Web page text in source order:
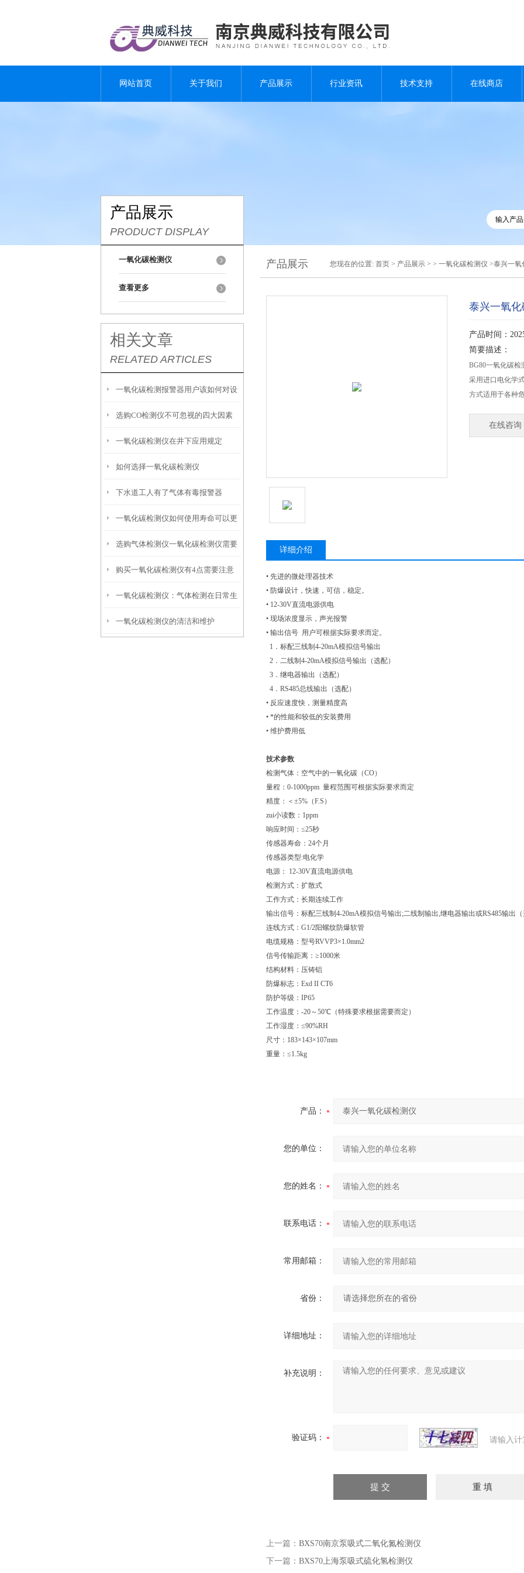
网站首页 关于我们 产品展示 行业资讯 技术支持 在线商店
产品展示
PRODUCT DISPLAY
一氧化碳检测仪
查看更多
相关文章
RELATED ARTICLES
一氧化碳检测报警器用户该如何对设
备进行保养维护
选购CO检测仪不可忽视的四大因素
一氧化碳检测仪在井下应用规定
如何选择一氧化碳检测仪
下水道工人有了气体有毒报警器
一氧化碳检测仪如何使用寿命可以更
长
选购气体检测仪一氧化碳检测仪需要
经常校准检测
购买一氧化碳检测仪有4点需要注意
一氧化碳检测仪：气体检测在日常生
活作业中的重要性
一氧化碳检测仪的清洁和维护
产品展示 您现在的位置: 首页 > 产品展示 > > 一氧化碳检测仪 >泰兴一氧
泰兴一氧
产品时间：
简要描述：
BG80一氧化碳
采用进口电化学
方式适用于各种
在线咨询
详细介绍
• 先进的微处理器技术
• 防爆设计，快速，可信，稳定。
• 12-30V直流电源供电
• 现场浓度显示，声光报警
• 输出信号 用户可根据实际要求而定。
1．标配三线制4-20mA模拟信号输出
2．二线制4-20mA模拟信号输出（选配）
3．继电器输出（选配）
4．RS485总线输出（选配）
• 反应速度快，测量精度高
• *的性能和较低的安装费用
• 维护费用低
技术参数
检测气体：空气中的一氧化碳（CO）
量程：0-1000ppm 量程范围可根据实际要求而定
精度：＜±5%（F.S）
zui小读数：1ppm
响应时间：≤25秒
传感器寿命：24个月
传感器类型:电化学
电源： 12-30V直流电源供电
检测方式：扩散式
工作方式：长期连续工作
输出信号：标配三线制4-20mA模拟信号输出;二线制输出,继电器输出或RS485输出
连线方式：G1/2阳螺纹防爆软管
电缆规格：型号RVVP3×1.0mm2
信号传输距离：≥1000米
结构材料：压铸铝
防爆标志：Exd II CT6
防护等级：IP65
工作温度：-20～50℃（特殊要求根据需要而定）
工作湿度：≤90%RH
尺寸：183×143×107mm
重量：≤1.5kg
产品：
您的单位：
您的姓名：
联系电话：
常用邮箱：
省份：
详细地址：
补充说明：
验证码： 请输入
上一篇： BXS70南京泵吸式二氧化氮检测仪
下一篇： BXS70上海泵吸式硫化氢检测仪